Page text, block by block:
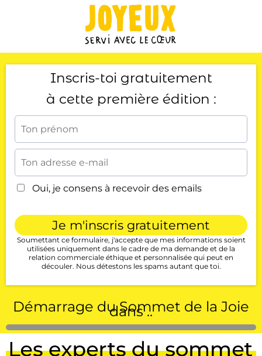
Inscris-toi gratuitement
à cette première édition :
Oui, je consens à recevoir des emails
Je m'inscris gratuitement
Soumettant ce formulaire, j'accepte que mes informations soient
utilisées uniquement dans le cadre de ma demande et de la
relation commerciale éthique et personnalisée qui peut en
découler. Nous détestons les spams autant que toi.
Démarrage du Sommet de la Joie
dans ..